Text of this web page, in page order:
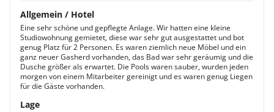
Allgemein / Hotel
Eine sehr schöne und gepflegte Anlage. Wir hatten eine kleine
Studiowohnung gemietet, diese war sehr gut ausgestattet und bot
genug Platz für 2 Personen. Es waren ziemlich neue Möbel und ein
ganz neuer Gasherd vorhanden, das Bad war sehr geräumig und die
Dusche größer als erwartet. Die Pools waren sauber, wurden jeden
morgen von einem Mitarbeiter gereinigt und es waren genug Liegen
für die Gäste vorhanden.
Lage